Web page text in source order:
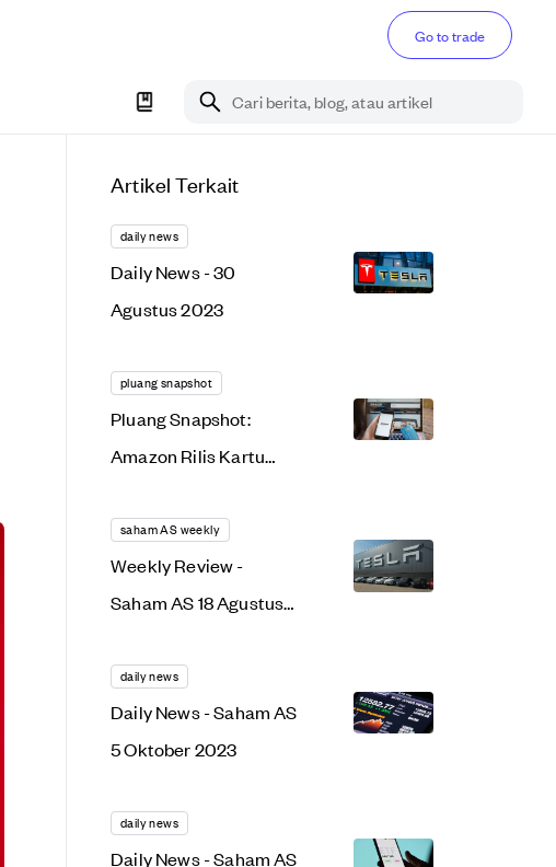
Go to trade
Cari berita, blog, atau artikel
Artikel Terkait
daily news
Daily News - 30
Agustus 2023
pluang snapshot
Pluang Snapshot:
Amazon Rilis Kartu
'Terjepit'
saham AS weekly
Weekly Review -
Saham AS 18 Agustus
daily news
Daily News - Saham AS
5 Oktober 2023
daily news
Daily News - Saham AS